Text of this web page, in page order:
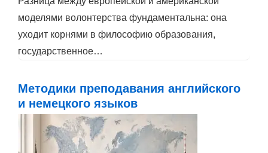
моделями волонтерства фундаментальна: она
уходит корнями в философию образования,
государственное…
Методики преподавания английского
и немецкого языков